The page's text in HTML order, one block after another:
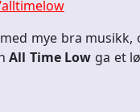
mye bra
All Time Low ga et